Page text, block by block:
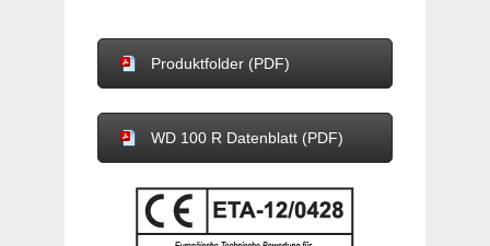
Produktfolder (PDF)
WD 100 R Datenblatt (PDF)